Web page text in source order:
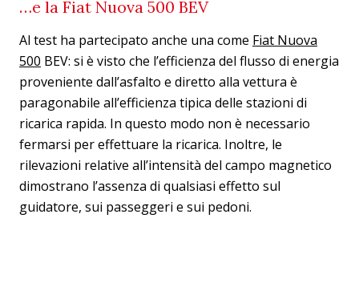
…e la Fiat Nuova 500 BEV
Al test ha partecipato anche una come Fiat Nuova
500 BEV: si è visto che l’efficienza del flusso di energia
proveniente dall’asfalto e diretto alla vettura è
paragonabile all’efficienza tipica delle stazioni di
ricarica rapida. In questo modo non è necessario
fermarsi per effettuare la ricarica. Inoltre, le
rilevazioni relative all’intensità del campo magnetico
dimostrano l’assenza di qualsiasi effetto sul
guidatore, sui passeggeri e sui pedoni.